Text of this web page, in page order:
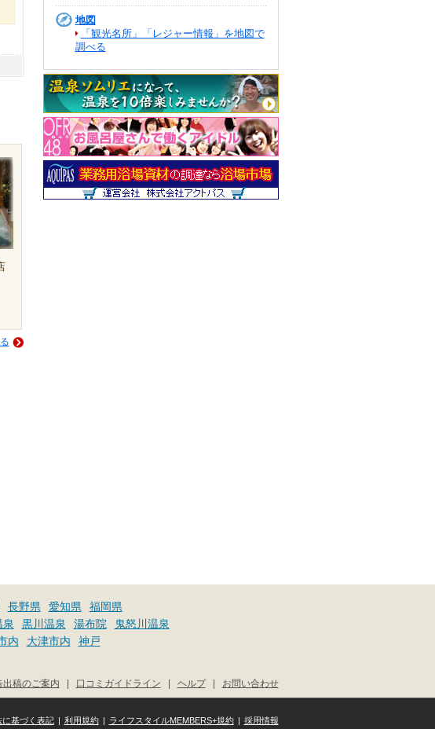
地図
「観光名所」「レジャー情報」を地図で
調べる
長野県 愛知県 福岡県
黒川温泉 湯布院 鬼怒川温泉
内 大津市内 神戸
お問い合わせ
|
ヘルプ
|
口コミガイドライン
|
出稿のご案内
採用情報
|
ライフスタイルMEMBERS+規約
|
利用規約
|
基づく表記